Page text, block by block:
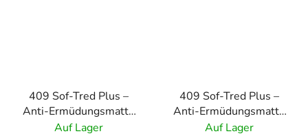
409 Sof-Tred Plus –
Anti-Ermüdungsmatte
aus mikrozellulärem
Auf Lager
409 Sof-Tred Plus –
Anti-Ermüdungsmatte
aus mikrozellulärem
Auf Lager